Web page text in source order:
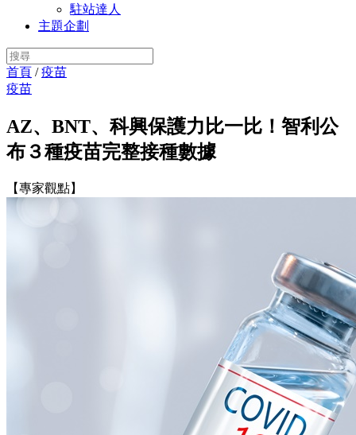
駐站達人
主題企劃
首頁 /疫苗
疫苗
AZ、BNT、科興保護力比一比！智利公
布３種疫苗完整接種數據
【專家觀點】